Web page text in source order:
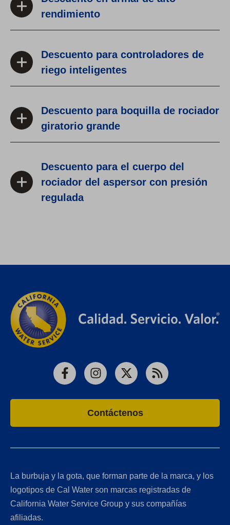
rendimiento
Descuento para controladores de
riego inteligentes
Descuento para boquilla de rociador
giratorio grande
Descuento para el cuerpo del
rociador del aspersor con presión
regulada
FacebookInstagram
X RSS
Contáctenos
La burbuja y la gota, que forman parte de la marca, y los
logotipos de Cal Water son marcas registradas de
California Water Service Group y sus compañías
afiliadas.